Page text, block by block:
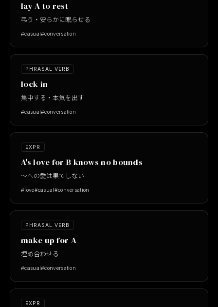
lay A to rest
弔う・安らかに眠らせる
#casual#conversation
PHRASAL VERB
lock in
集中する・本気を出す
#casual#conversation
EXPR
A's love for B knows no bounds
〜への愛は果てしない
#love#casual#conversation
PHRASAL VERB
make up for A
埋め合わせる
#casual#conversation
EXPR